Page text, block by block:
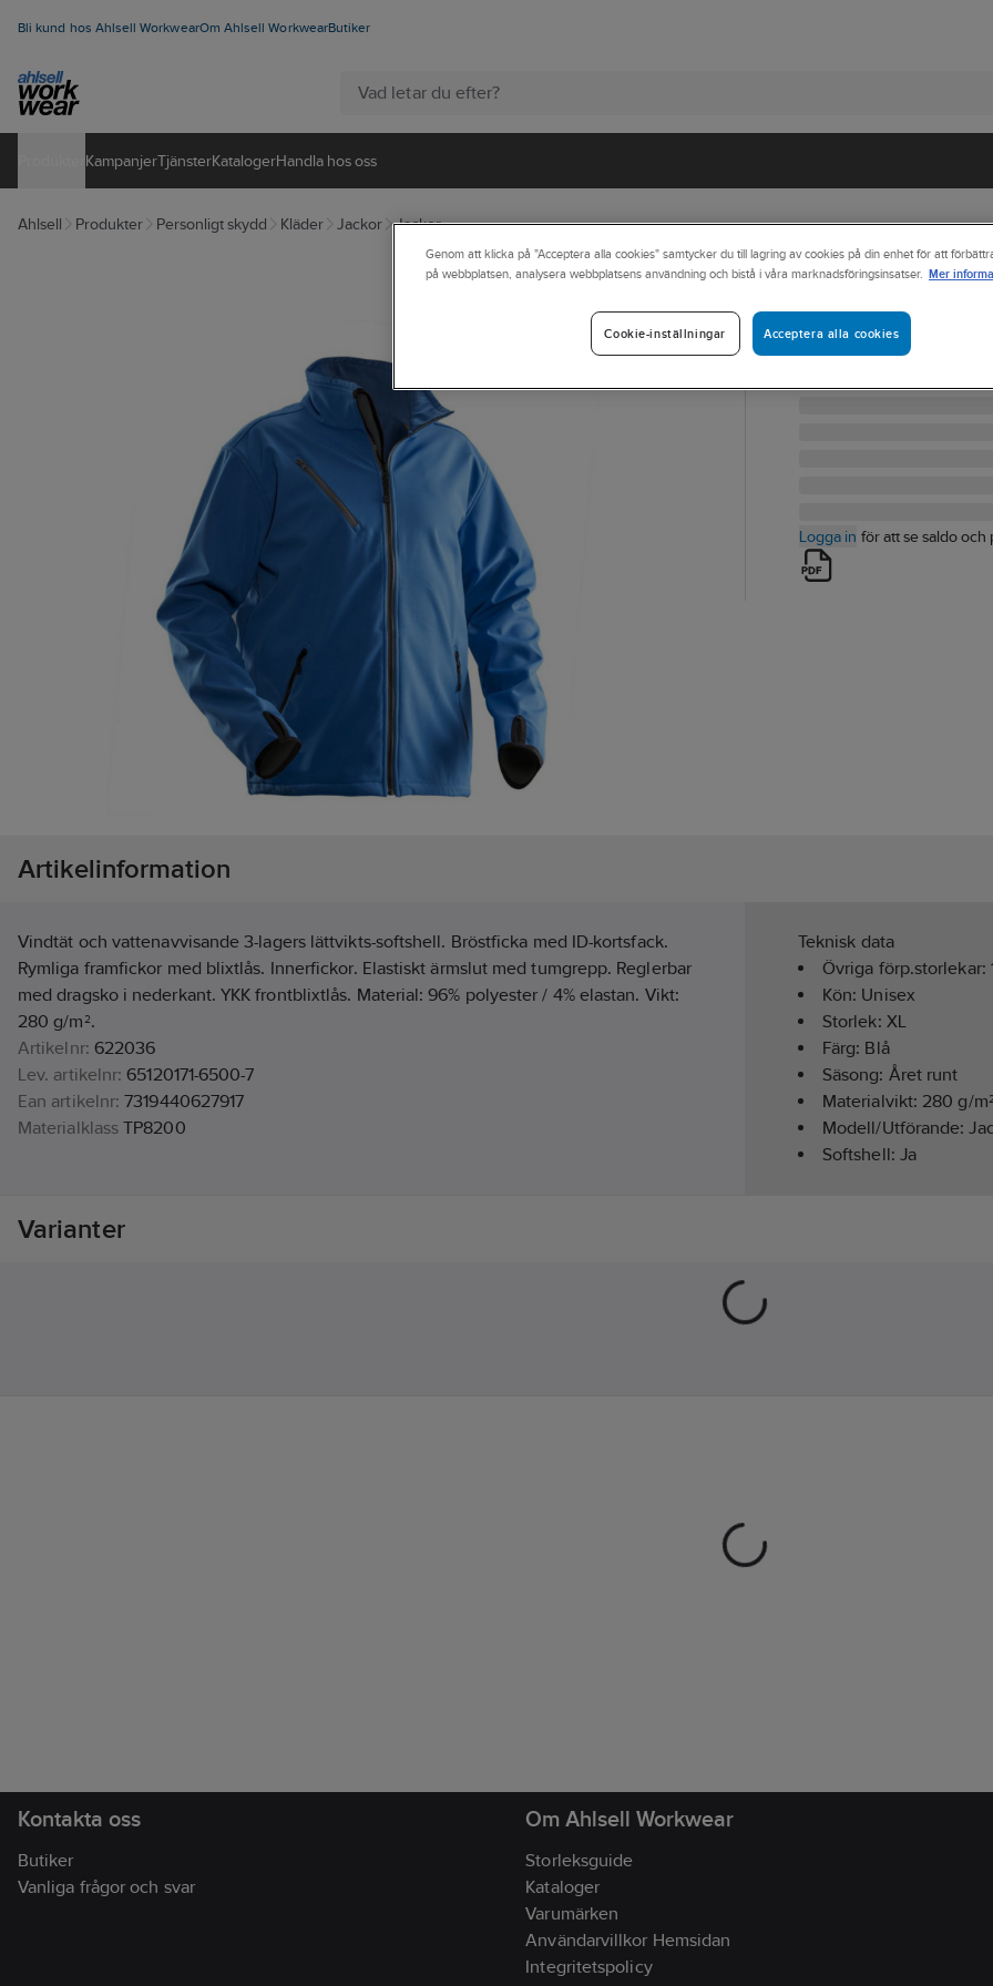
Bli kund hos Ahlsell WorkwearOm Ahlsell WorkwearButiker
KampanjerTjänsterKatalogerHandla hos oss
Ahlsell Produkter Personligt skydd Kläder Jackor Jackor
JOBMAN WORKWEAR
Softshelljacka
JACKA SOFTSHELL
Logga in för att se saldo och
Artikelinformation
Vindtät och vattenavvisande 3-lagers lättvikts-softshell. Bröstficka med ID-kortsfack.
Rymliga framfickor med blixtlås. Innerfickor. Elastiskt ärmslut med tumgrepp. Reglerbar
med dragsko i nederkant. YKK frontblixtlås. Material: 96% polyester / 4% elastan. Vikt:
280 g/m².
Artikelnr: 622036
Lev. artikelnr: 65120171-6500-7
Ean artikelnr: 7319440627917
Materialklass TP8200
Teknisk data
Övriga förp.storlekar:
Kön: Unisex
Storlek: XL
Färg: Blå
Säsong: Året runt
Materialvikt:280 g/m²
Modell/Utförande:
Softshell: Ja
Varianter
Kontakta oss
Butiker
Vanliga frågor och svar
Om Ahlsell Workwear
Storleksguide
Kataloger
Varumärken
Användarvillkor Hemsidan
Integritetspolicy
Genom att klicka på "Acceptera alla cookies" samtycker du till lagring av cookies på din enhet för att
på webbplatsen, analysera webbplatsens användning och bistå i våra marknadsföringsinsatser. Mer
Acceptera alla cookies
Cookie-inställningar